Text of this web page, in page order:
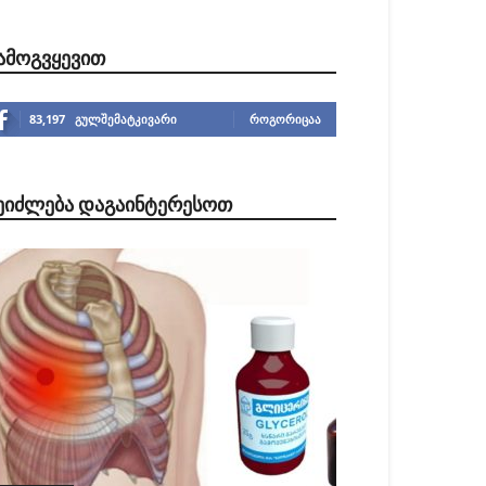
83,197 გულშემატკივარი ᲠᲝᲒᲝᲠᲘᲪᲐᲐ
ᲓᲐᲒᲐᲘᲜᲢᲔᲠᲔᲡᲝᲗ